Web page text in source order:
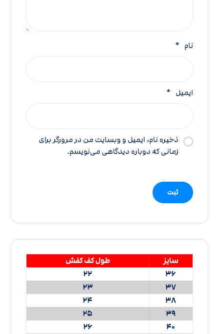
نام *
ایمیل *
ذخیره نام، ایمیل و وبسایت من در مرورگر برای
زمانی که دوباره دیدگاهی می‌نویسم.
سایز
طول کف کفش
36
22
37
23
38
24
39
25
40
26